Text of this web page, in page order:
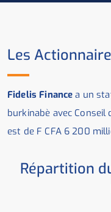
Les
Fidelis Finance a un
burkinabè avec Conseil
est de F CFA 6 200
Répartition